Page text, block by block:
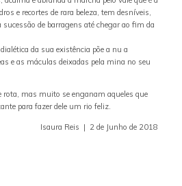
e recortes de rara beleza, tem desníveis,
de barragens até chegar ao fim da
da sua existência põe a nu a
e as máculas deixadas pela mina no seu
rota, mas muito se enganam aqueles que
para fazer dele um rio feliz.
Isaura Reis | 2 de Junho de 2018